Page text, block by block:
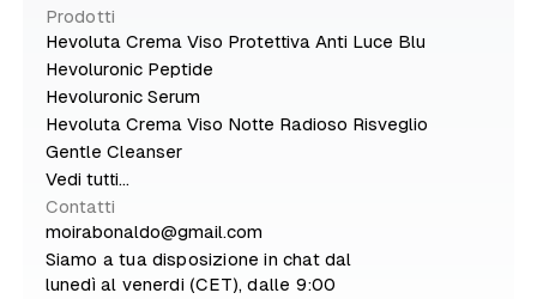
Prodotti
Hevoluta Crema Viso Protettiva Anti Luce Blu
Hevoluronic Peptide
Hevoluronic Serum
Hevoluta Crema Viso Notte Radioso Risveglio
Gentle Cleanser
Vedi tutti...
Contatti
moirabonaldo@gmail.com
Siamo a tua disposizione in chat dal
lunedì al venerdi (CET), dalle 9:00